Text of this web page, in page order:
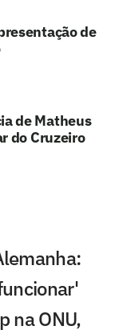
de
de Matheus
do Cruzeiro
na ONU,